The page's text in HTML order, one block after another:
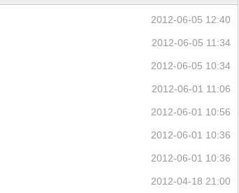
2012-06-05 12:40
2012-06-05 11:34
2012-06-05 10:34
2012-06-01 11:06
2012-06-01 10:56
2012-06-01 10:36
2012-06-01 10:36
2012-04-18 21:00